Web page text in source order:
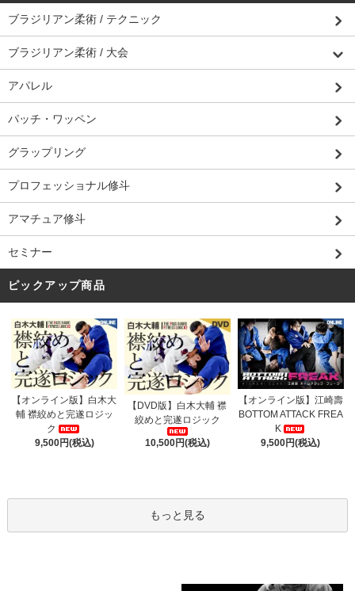
ブラジリアン柔術 / テクニック
ブラジリアン柔術 / 大会
アパレル
パッチ・ワッペン
グラップリング
プロフェッショナル修斗
アマチュア修斗
セミナー
ピックアップ商品
【オンライン版】白木大
輔 襟絞めと完遂ロジッ
ク
9,500円(税込)
【DVD版】白木大輔 襟
絞めと完遂ロジック
10,500円(税込)
【オンライン版】江崎壽
BOTTOM ATTACK FREA
K
9,500円(税込)
もっと見る